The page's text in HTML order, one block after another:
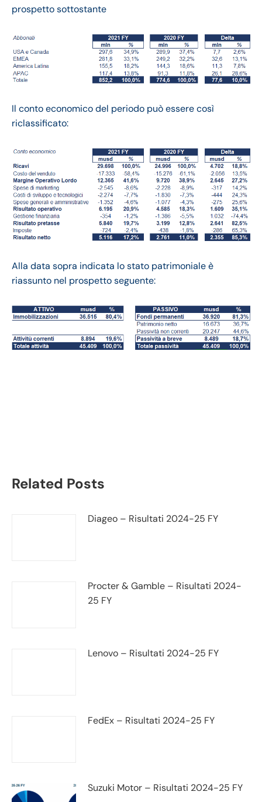
prospetto sottostante
Il conto economico del periodo può essere così
riclassificato:
Alla data sopra indicata lo stato patrimoniale è
riassunto nel prospetto seguente:
Related Posts
Diageo – Risultati 2024-25 FY
Procter & Gamble – Risultati 2024-
25 FY
Lenovo – Risultati 2024-25 FY
FedEx – Risultati 2024-25 FY
Suzuki Motor – Risultati 2024-25 FY